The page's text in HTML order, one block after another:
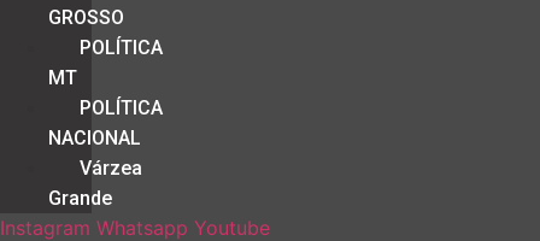
GROSSO
POLÍTICA
MT
POLÍTICA
NACIONAL
Várzea
Grande
Instagram Whatsapp Youtube